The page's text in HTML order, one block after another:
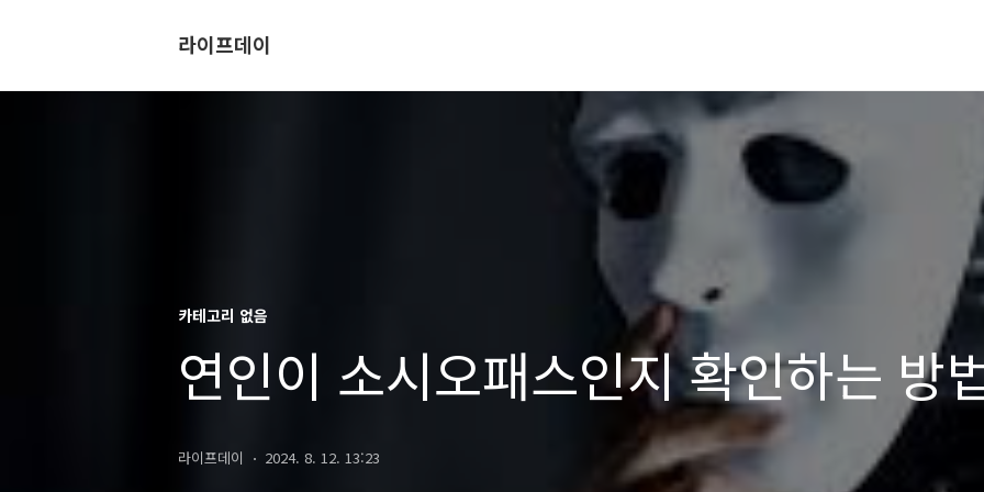
라이프데이
카테고리 없음
연인이 소시오패스인지 확인하는 방
라이프데이 2024. 8. 12. 13:23